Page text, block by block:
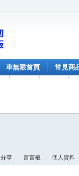
車無限首頁 常見商
分享 留言板 個人資料